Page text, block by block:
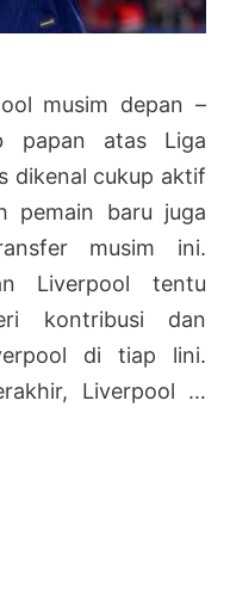
musim depan –
papan atas Liga
dikenal cukup aktif
pemain baru juga
musim ini.
Liverpool tentu
kontribusi dan
di tiap lini.
Liverpool …